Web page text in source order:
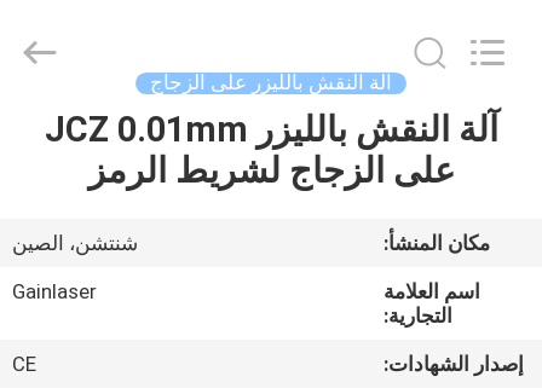
الصفحة
الرئيسية
منتجات
معلومات
عنا
Technology
آلة النقش بالليزر على الزجاج
آلة النقش بالليزر JCZ 0.01mm
على الزجاج لشريط الرمز
مكان المنشأ:
شنتشن، الصين
اسم العلامة
التجارية:
Gainlaser
إصدار الشهادات:
CE